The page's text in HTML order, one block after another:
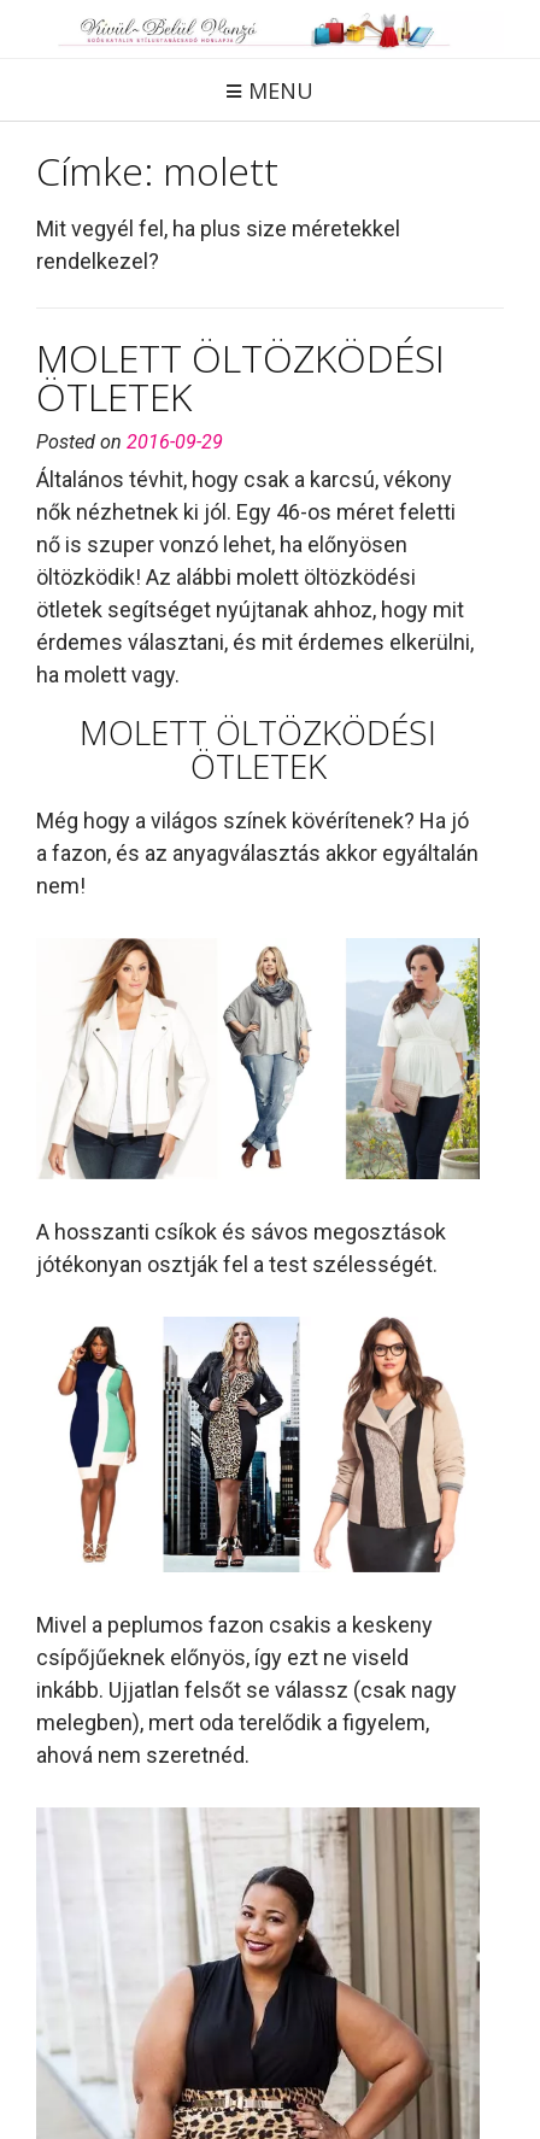
MENU
Címke: molett
Mit vegyél fel, ha plus size méretekkel
rendelkezel?
MOLETT ÖLTÖZKÖDÉSI
ÖTLETEK
Posted on 2016-09-29
Általános tévhit, hogy csak a karcsú, vékony
nők nézhetnek ki jól. Egy 46-os méret feletti
nő is szuper vonzó lehet, ha előnyösen
öltözködik! Az alábbi molett öltözködési
ötletek segítséget nyújtanak ahhoz, hogy mit
érdemes választani, és mit érdemes elkerülni,
ha molett vagy.
MOLETT ÖLTÖZKÖDÉSI
ÖTLETEK
Még hogy a világos színek kövérítenek? Ha jó
a fazon, és az anyagválasztás akkor egyáltalán
nem!
A hosszanti csíkok és sávos megosztások
jótékonyan osztják fel a test szélességét.
Mivel a peplumos fazon csakis a keskeny
csípőjűeknek előnyös, így ezt ne viseld
inkább. Ujjatlan felsőt se válassz (csak nagy
melegben), mert oda terelődik a figyelem,
ahová nem szeretnéd.